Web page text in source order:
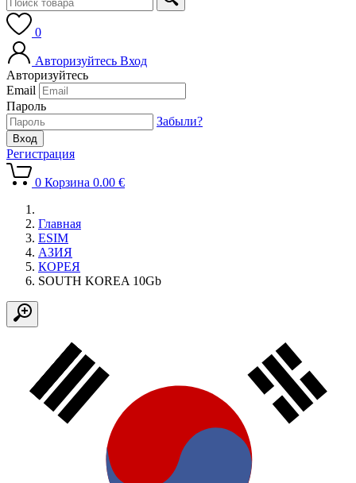
0
Авторизуйтесь Вход
Авторизуйтесь
Email
Пароль
Забыли?
Регистрация
0 Корзина 0.00 €
Главная
ESIM
АЗИЯ
КОРЕЯ
SOUTH KOREA 10Gb